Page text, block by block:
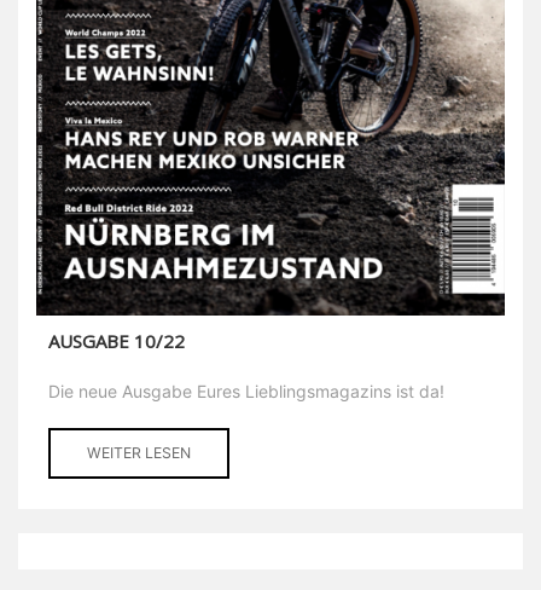
AUSGABE 10/22
Die neue Ausgabe Eures Lieblingsmagazins ist da!
WEITER LESEN